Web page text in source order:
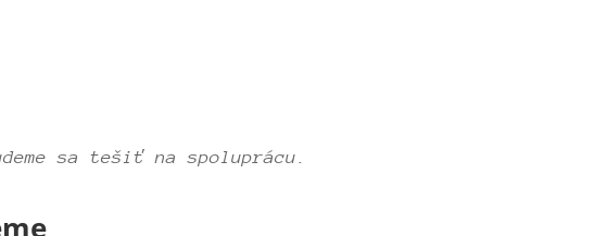
sa tešiť na spoluprácu.